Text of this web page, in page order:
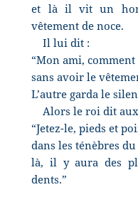
et là il vit un
vêtement de noce.
Il lui dit :
“Mon ami,
sans avoir le
L’autre garda le
Alors le roi dit
“Jetez-le, pieds et
dans les ténèbres
là, il y aura des
dents.”